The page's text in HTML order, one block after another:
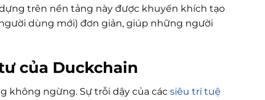
trên nền tảng này được khuyến khích tạo
dùng mới) đơn giản, giúp những người
của Duckchain
không ngừng. Sự trỗi dậy của các siêu trí tuệ